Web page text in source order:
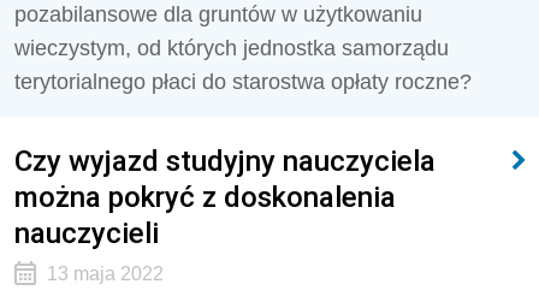
pozabilansowe dla gruntów w użytkowaniu
wieczystym, od których jednostka samorządu
terytorialnego płaci do starostwa opłaty roczne?
Czy wyjazd studyjny nauczyciela
można pokryć z doskonalenia
nauczycieli
13 maja 2022